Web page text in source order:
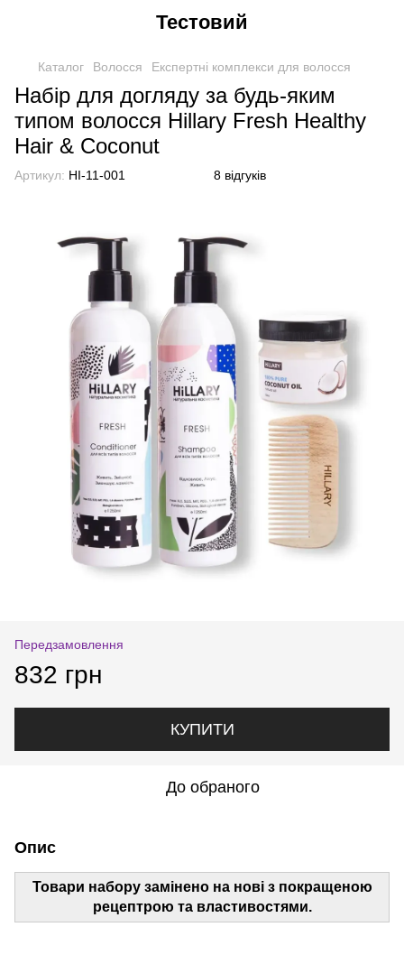
Тестовий
Каталог Волосся Експертні комплекси для волосся
Набір для догляду за будь-яким
типом волосся Hillary Fresh Healthy
Hair & Coconut
Артикул: HI-11-001 8 відгуків
Передзамовлення
832 грн
КУПИТИ
До обраного
Опис
Товари набору замінено на нові з покращеною
рецептрою та властивостями.